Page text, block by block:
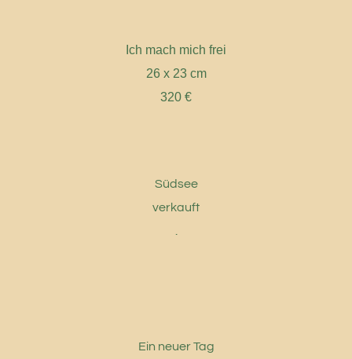
Ich mach mich frei
26 x 23 cm
320 €
Südsee
verkauft
Ein neuer Tag